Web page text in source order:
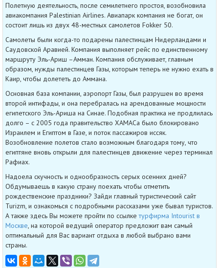
Полетную деятельность, после семилетнего простоя, возобновила
авиакомпания Palestinian Airlines. Авиапарк компания не богат, он
состоит лишь из двух 48-местных самолетов Fokker 50.
Самолеты были когда-то подарены палестинцам Нидерландами и
Саудовской Аравией. Компания выполняет рейс по единственному
маршруту Эль-Ариш –Амман. Компания обслуживает, главным
образом, нужды палестинцев Газы, которым теперь не нужно ехать в
Каир, чтобы долететь до Аммана.
Основная база компании, аэропорт Газы, был разрушен во время
второй интифады, и она перебралась на арендованные мощности
египетского Эль-Ариша на Синае. Подобная практика не продлилась
долго – с 2005 года правительство ХАМАСа было блокировано
Израилем и Египтом в Газе, и поток пассажиров иссяк.
Возобновление полетов стало возможным благодаря тому, что
египтяне вновь открыли для палестинцев движение через терминал
Рафиах.
Надоела скучность и однообразность серых осенних дней?
Обдумываешь в какую страну поехать чтобы отметить
рождественские праздники? Зайди главный туристический сайт
Turizm, и ознакомься с подробными рассказами уже бывал туристов.
А также здесь Вы можете пройти по ссылкетурфирма Intourist в
Москве, на которой ведущий оператор предложит вам самый
оптимальный для Вас вариант отдыха в любой выбрано вами
страны.